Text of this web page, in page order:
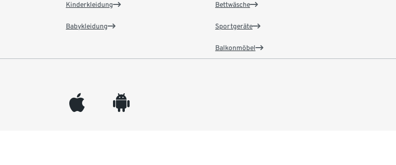
Kinderkleidung
Babykleidung
Bettwäsche
Sportgeräte
Balkonmöbel
appleinc android